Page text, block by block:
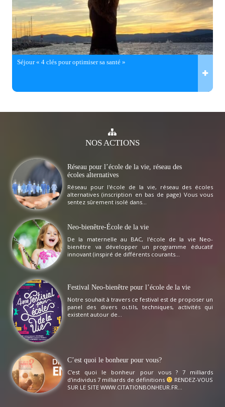
Séjour « 4 clés pour optimiser sa santé »
NOSACTIONS
Réseau pour l’école de la vie, réseau des
écoles alternatives
Réseau pour l'école de la vie, réseau des écoles
alternatives (inscription en bas de page) Vous vous
sentez sûrement isolé dans...
Neo-bienêtre-École de la vie
De la maternelle au BAC, l'école de la vie Neo-
bienêtre va développer un programme éducatif
innovant (inspiré de différents courants...
Festival Neo-bienêtre pour l’école de la vie
Notre souhait à travers ce festival est de proposer un
panel des divers outils, techniques, activités qui
existent autour de...
C’est quoi le bonheur pour vous?
C'est quoi le bonheur pour vous ? 7 milliards
d'individus 7 milliards de définitions
RENDEZ-VOUS
SUR LE SITE WWW.CITATIONBONHEUR.FR...